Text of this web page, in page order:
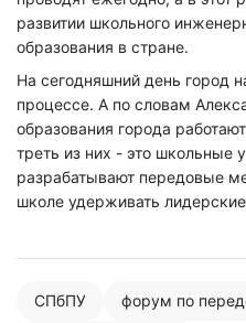
развитии школьного
образования в стране.
На сегодняшний день город
процессе. А по словам
образования города
треть из них - это школьные
разрабатывают передовые
школе удерживать
СПбПУ форум по